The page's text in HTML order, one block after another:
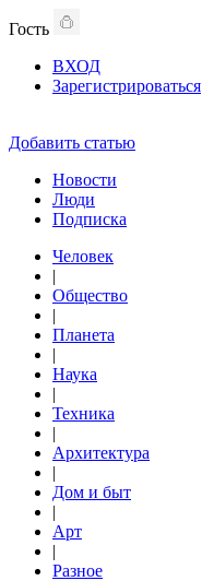
Гость
ВХОД
Зарегистрироваться
Добавить статью
Новости
Люди
Подписка
Человек
|
Общество
|
Планета
|
Наука
|
Техника
|
Архитектура
|
Дом и быт
|
Арт
|
Разное